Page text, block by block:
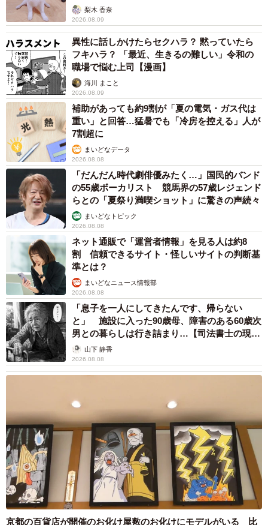
梨木 香奈
2026.08.09
異性に話しかけたらセクハラ？ 黙っていたら
フキハラ？ 「最近、生きるの難しい」令和の
職場で悩む上司【漫画】
海川 まこと
2026.08.09
補助があっても約9割が「夏の電気・ガス代は
重い」と回答…猛暑でも「冷房を控える」人が
7割超に
まいどなデータ
2026.08.08
「だんだん時代劇俳優みたく…」国民的バンド
の55歳ボーカリスト 競馬界の57歳レジェンド
らとの「夏祭り満喫ショット」に驚きの声続々
まいどなトピック
2026.08.08
ネット通販で「運営者情報」を見る人は約8
割 信頼できるサイト・怪しいサイトの判断基
準とは？
まいどなニュース情報部
2026.08.08
「息子を一人にしてきたんです、帰らない
と」 施設に入った90歳母、障害のある60歳次
男との暮らしは行き詰まり…【司法書士の現場
から】山下 静香
2026.08.08
京都の百貨店が開催のお化け屋敷のお化けにモデルがいる 比